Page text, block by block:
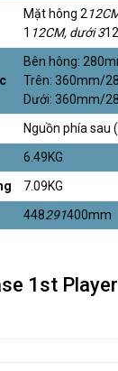
Mặt hông 2
1 12CM, dưới 3
Bên hông:
Trên: 360mm/
Dưới: 360mm/
Nguồn phía sau
6.49KG
7.09KG
448291400mm
1st